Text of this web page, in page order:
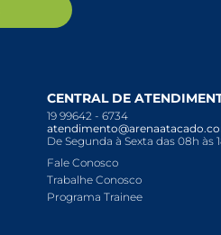
CENTRAL DE
19 99642 - 6734
De Segunda à Sexta das 08h às
Fale Conosco
Trabalhe Conosco
Programa Trainee